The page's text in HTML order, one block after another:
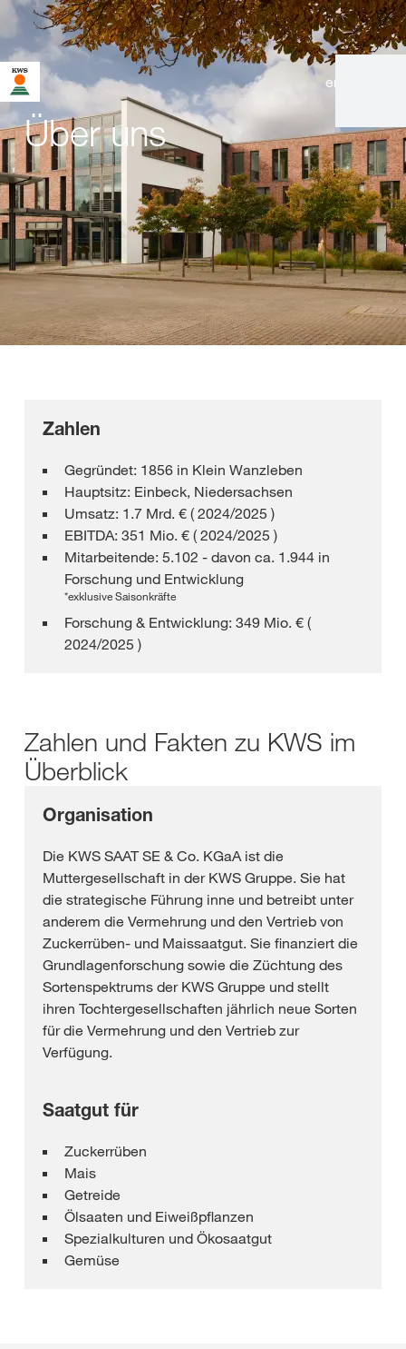
en
Über uns
Zahlen
Gegründet: 1856 in Klein Wanzleben
Hauptsitz: Einbeck, Niedersachsen
Umsatz: 1.7 Mrd. € ( 2024/2025 )
EBITDA: 351 Mio. € ( 2024/2025 )
Mitarbeitende: 5.102 - davon ca. 1.944 in
Forschung und Entwicklung
*exklusive Saisonkräfte
Forschung & Entwicklung: 349 Mio. € (
2024/2025 )
Zahlen und Fakten zu KWS im
Überblick
Organisation
Die KWS SAAT SE & Co. KGaA ist die
Muttergesellschaft in der KWS Gruppe. Sie hat
die strategische Führung inne und betreibt unter
anderem die Vermehrung und den Vertrieb von
Zuckerrüben- und Maissaatgut. Sie finanziert die
Grundlagenforschung sowie die Züchtung des
Sortenspektrums der KWS Gruppe und stellt
ihren Tochtergesellschaften jährlich neue Sorten
für die Vermehrung und den Vertrieb zur
Verfügung.
Saatgut für
Zuckerrüben
Mais
Getreide
Ölsaaten und Eiweißpflanzen
Spezialkulturen und Ökosaatgut
Gemüse